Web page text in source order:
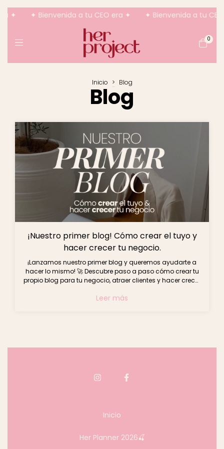
✦ ✦ Bienvenida a tu CEO era ✦ ✦ Bienvenida a tu
0
Inicio > Blog
Blog
¡Nuestro primer blog! Cómo crear el tuyo y
hacer crecer tu negocio.
¡Lanzamos nuestro primer blog y queremos ayudarte a
hacer lo mismo! 🚀 Descubre paso a paso cómo crear tu
propio blog para tu negocio, atraer clientes y hacer crecer
Leer más
Inicio
Her Planner 2026🍒